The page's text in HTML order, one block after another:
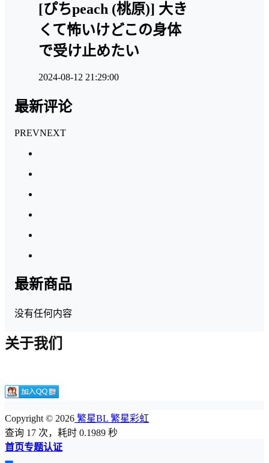
[ぴちpeach (桃原)] 大き
くて怖いけどこの身体
で受け止めたい
2024-08-12 21:29:00
最新评论
PREVNEXT
最新商品
没有任何内容
关于我们
Copyright © 2026 繁星BL 繁星彩虹
查询 17 次，耗时 0.1989 秒
首页专题认证